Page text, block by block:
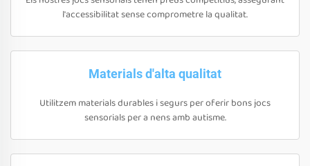
l'accessibilitat sense comprometre la qualitat.
Materials d'alta qualitat
Utilitzem materials durables i segurs per oferir bons jocs
sensorials per a nens amb autisme.